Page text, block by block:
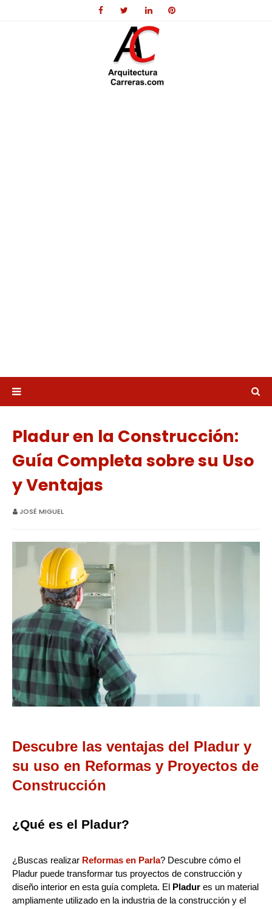
Pladur en la Construcción:
Guía Completa sobre su Uso
y Ventajas
JOSÉ MIGUEL
Descubre las ventajas del Pladur y
su uso en Reformas y Proyectos de
Construcción
¿Qué es el Pladur?
¿Buscas realizar Reformas en Parla? Descubre cómo el
Pladur puede transformar tus proyectos de construcción y
diseño interior en esta guía completa. El Pladur es un material
ampliamente utilizado en la industria de la construcción y el